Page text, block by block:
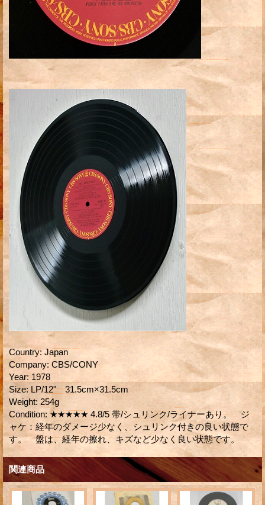
Country: Japan
Company: CBS/CONY
Year: 1978
Size: LP/12" 31.5cm×31.5cm
Weight: 254g
Condition: ★★★★★ 4.8/5 帯/シュリンク/ライナーあり。 ジ
ャケ：経年のダメージ少なく、シュリンク付きの良い状態で
す。 盤は、経年の擦れ、キズなど少なく良い状態です。
関連商品